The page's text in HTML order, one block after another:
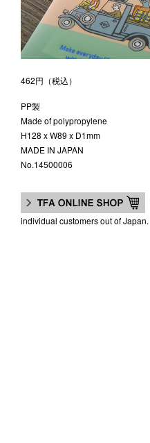
462円（税込）
PP製
Made of polypropylene
H128 x W89 x D1mm
MADE IN JAPAN
No.14500006
individual customers out of Japan.